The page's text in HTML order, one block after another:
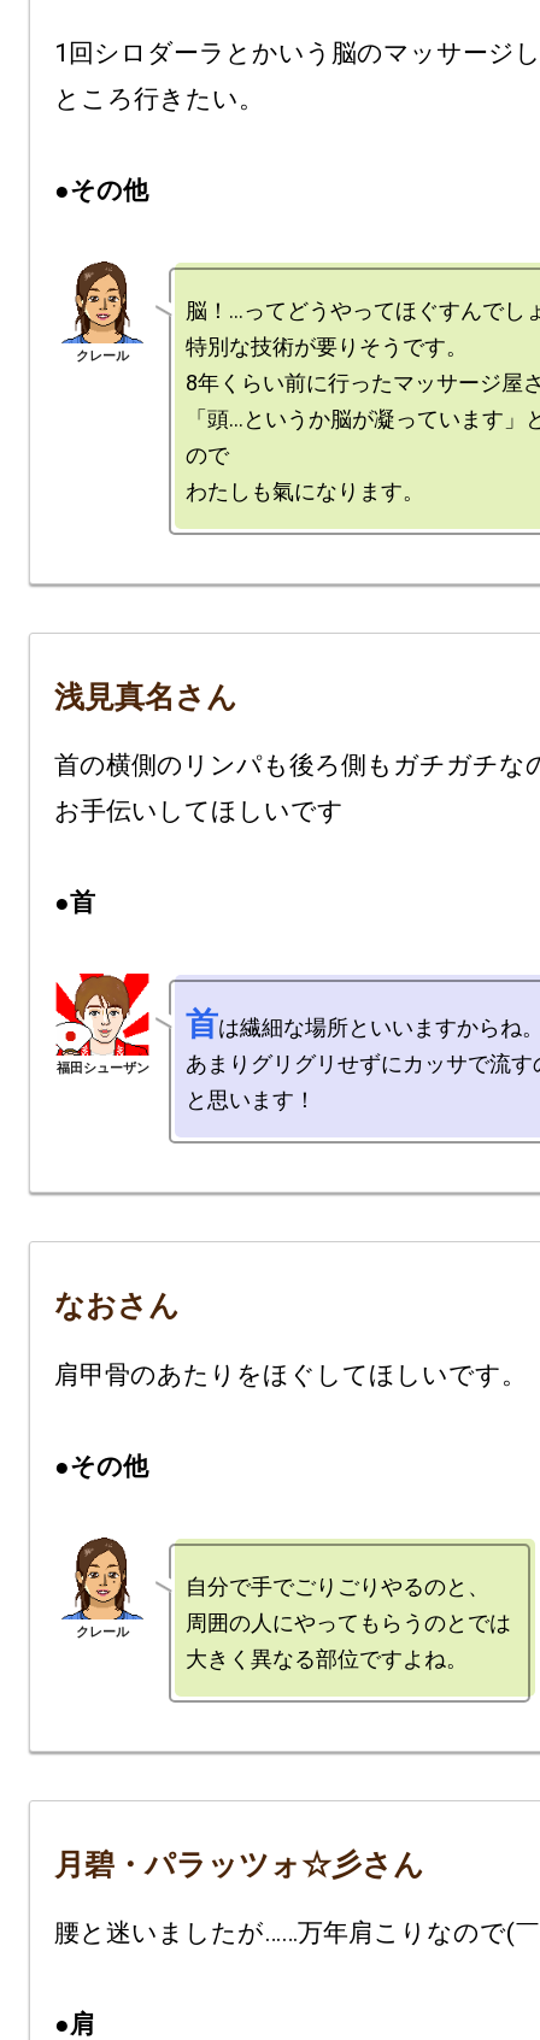
1回シロダーラとかいう脳のマッサージ
ところ行きたい。
●その他
脳！…ってどうやってほぐすんでし
特別な技術が要りそうです。
8年くらい前に行ったマッサージ屋
「頭…というか脳が凝っています」
ので
浅見真名さん
首の横側のリンパも後ろ側もガチガチな
お手伝いしてほしいです
●首
首は繊細な場所といいますからね
あまりグリグリせずにカッサで流す
なおさん
肩甲骨のあたりをほぐしてほしいです。
●その他
自分で手でごりごりやるのと、
周囲の人にやってもらうのとでは
月碧・パラッツォ☆彡さん
腰と迷いましたが……万年肩こりなので(
●肩